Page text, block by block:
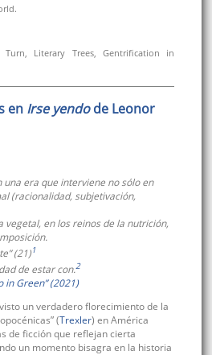
Turn, Literary Trees, Gentrification in
en Irse yendode Leonor
era que interviene no sólo en
(racionalidad, subjetivación,
en los reinos de la nutrición,
(21)1
de estar con.2
in Green” (2021)
un verdadero florecimiento de la
(Trexler) en América
de ficción que reflejan cierta
un momento bisagra en la historia